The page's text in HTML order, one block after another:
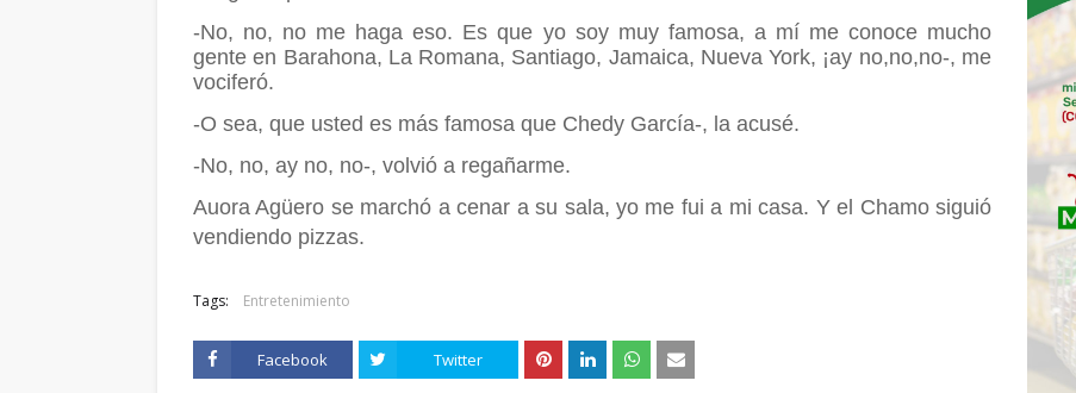
-No, no, no me haga eso. Es que yo soy muy famosa, a mí me conoce mucho
gente en Barahona, La Romana, Santiago, Jamaica, Nueva York, ¡ay no,no,no-, me
vociferó.
-O sea, que usted es más famosa que Chedy García-, la acusé.
-No, no, ay no, no-, volvió a regañarme.
Auora Agüero se marchó a cenar a su sala, yo me fui a mi casa. Y el Chamo siguió
vendiendo pizzas.
Tags: Entretenimiento
Facebook Twitter